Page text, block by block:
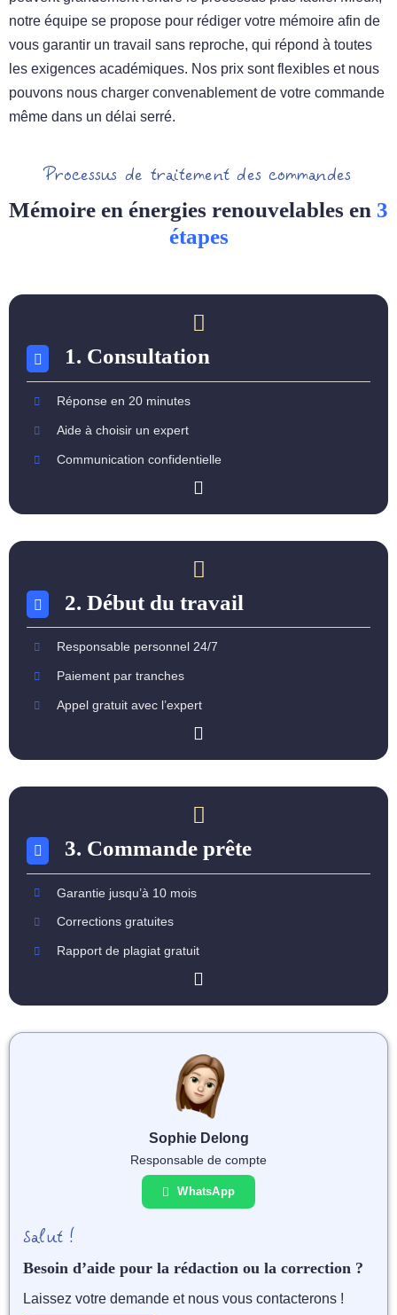
notre équipe se propose pour rédiger votre mémoire afin de
vous garantir un travail sans reproche, qui répond à toutes
les exigences académiques. Nos prix sont flexibles et nous
pouvons nous charger convenablement de votre commande
même dans un délai serré.
Processus de traitement des commandes
Mémoire en énergies renouvelables en 3
étapes
1. Consultation
Réponse en 20 minutes
Aide à choisir un expert
Communication confidentielle
2. Début du travail
Responsable personnel 24/7
Paiement par tranches
Appel gratuit avec l’expert
3. Commande prête
Garantie jusqu’à 10 mois
Corrections gratuites
Rapport de plagiat gratuit
Sophie Delong
Responsable de compte
WhatsApp
Salut !
Besoin d’aide pour la rédaction ou la correction ?
Laissez votre demande et nous vous contacterons !